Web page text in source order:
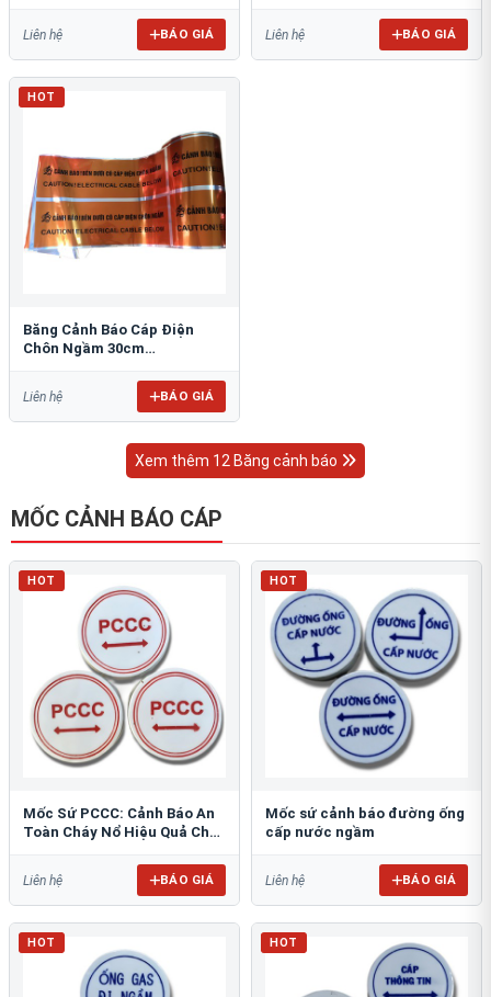
Liên hệ BÁO GIÁ Liên hệ BÁO GIÁ
HOT
Băng Cảnh Báo Cáp Điện
Chôn Ngầm 30cm
Liên hệ BÁO GIÁ
Xem thêm 12 Băng cảnh báo
MỐC CẢNH BÁO CÁP
HOT
Mốc Sứ PCCC: Cảnh Báo An
Toàn Cháy Nổ Hiệu Quả Cho
Liên hệ BÁO GIÁ
HOT
Mốc sứ cảnh báo đường ống
cấp nước ngầm
Liên hệ BÁO GIÁ
HOT HOT